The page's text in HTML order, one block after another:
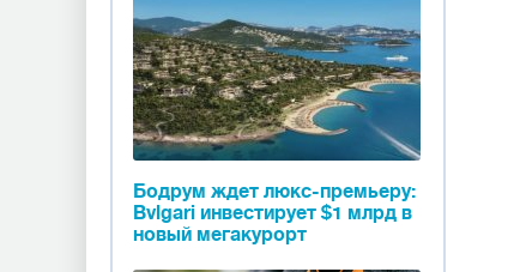
Бодрум ждет люкс-премьеру:
Bvlgari инвестирует $1 млрд в
новый мегакурорт